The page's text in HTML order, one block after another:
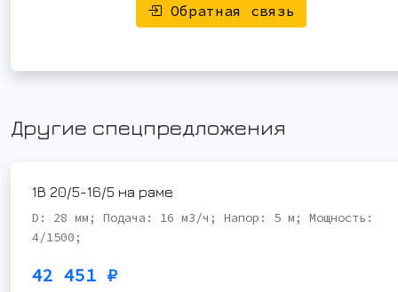
Обратная связь
Другие спецпредложения
1В 20/5-16/5 на раме
D: 28 мм; Подача: 16 м3/ч; Напор: 5 м; Мощность:
4/1500;
42 451 ₽